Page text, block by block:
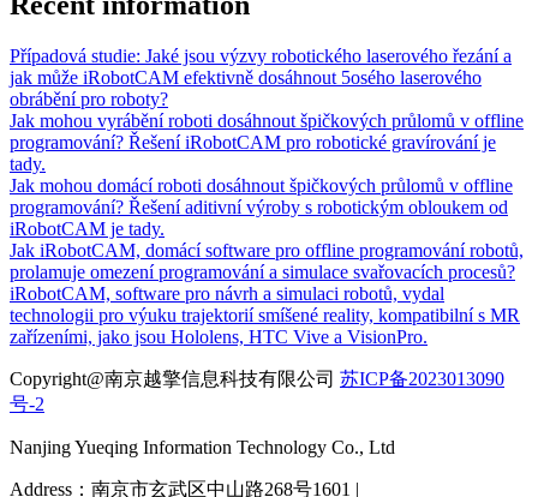
Případová studie: Jaké jsou výzvy robotického laserového řezání a
jak může iRobotCAM efektivně dosáhnout 5osého laserového
obrábění pro roboty?
Jak mohou vyrábění roboti dosáhnout špičkových průlomů v offline
programování? Řešení iRobotCAM pro robotické gravírování je
tady.
Jak mohou domácí roboti dosáhnout špičkových průlomů v offline
programování? Řešení aditivní výroby s robotickým obloukem od
iRobotCAM je tady.
Jak iRobotCAM, domácí software pro offline programování robotů,
prolamuje omezení programování a simulace svařovacích procesů?
iRobotCAM, software pro návrh a simulaci robotů, vydal
technologii pro výuku trajektorií smíšené reality, kompatibilní s MR
zařízeními, jako jsou Hololens, HTC Vive a VisionPro.
Copyright@南京越擎信息科技有限公司 苏ICP备2023013090
号-2
Nanjing Yueqing Information Technology Co., Ltd
Address：南京市玄武区中山路268号1601 |